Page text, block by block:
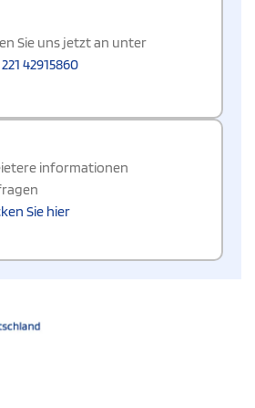
Sie uns jetzt an unter
42915860
informationen
Sie hier